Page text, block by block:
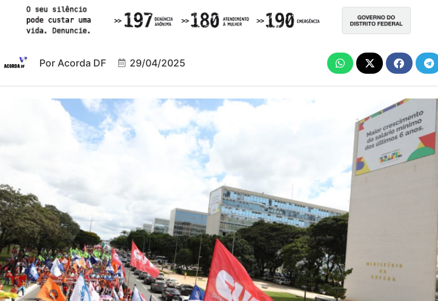
Por Acorda DF 29/04/2025